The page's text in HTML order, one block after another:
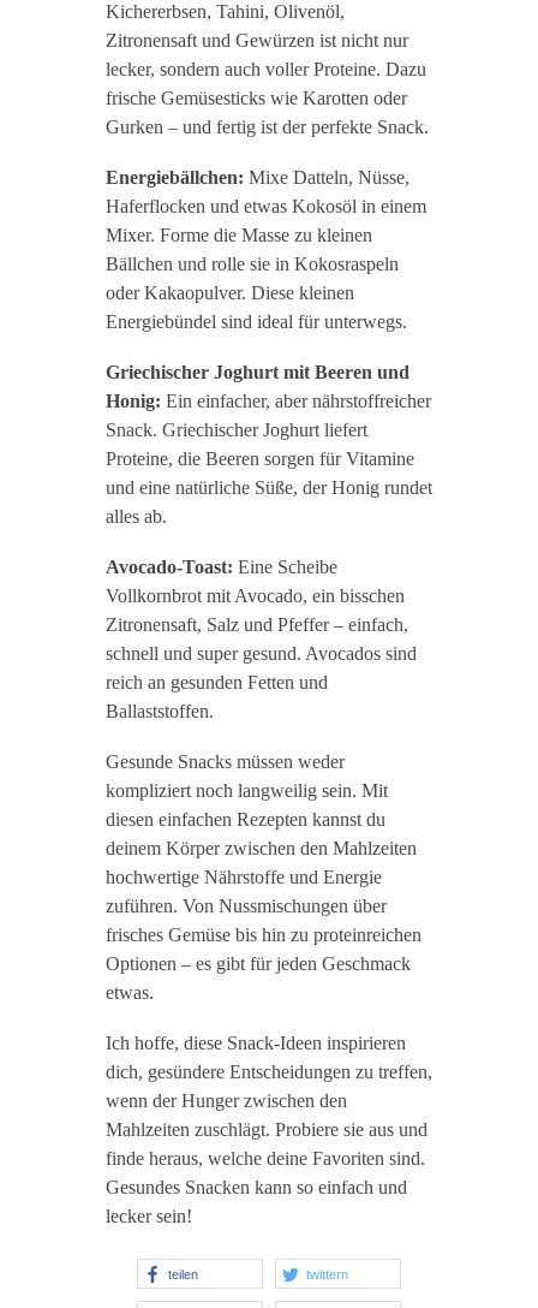
Kichererbsen, Tahini, Olivenöl,
Zitronensaft und Gewürzen ist nicht nur
lecker, sondern auch voller Proteine. Dazu
frische Gemüsesticks wie Karotten oder
Gurken – und fertig ist der perfekte Snack.
Energiebällchen: Mixe Datteln, Nüsse,
Haferflocken und etwas Kokosöl in einem
Mixer. Forme die Masse zu kleinen
Bällchen und rolle sie in Kokosraspeln
oder Kakaopulver. Diese kleinen
Energiebündel sind ideal für unterwegs.
Griechischer Joghurt mit Beeren und
Honig: Ein einfacher, aber nährstoffreicher
Snack. Griechischer Joghurt liefert
Proteine, die Beeren sorgen für Vitamine
und eine natürliche Süße, der Honig rundet
alles ab.
Avocado-Toast: Eine Scheibe
Vollkornbrot mit Avocado, ein bisschen
Zitronensaft, Salz und Pfeffer – einfach,
schnell und super gesund. Avocados sind
reich an gesunden Fetten und
Ballaststoffen.
Gesunde Snacks müssen weder
kompliziert noch langweilig sein. Mit
diesen einfachen Rezepten kannst du
deinem Körper zwischen den Mahlzeiten
hochwertige Nährstoffe und Energie
zuführen. Von Nussmischungen über
frisches Gemüse bis hin zu proteinreichen
Optionen – es gibt für jeden Geschmack
etwas.
Ich hoffe, diese Snack-Ideen inspirieren
dich, gesündere Entscheidungen zu treffen,
wenn der Hunger zwischen den
Mahlzeiten zuschlägt. Probiere sie aus und
finde heraus, welche deine Favoriten sind.
Gesundes Snacken kann so einfach und
lecker sein!
teilen twittern